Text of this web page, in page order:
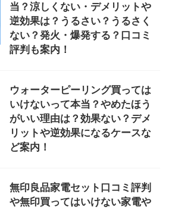
首元ひんやりリング」口コミ評
判は？長時間で最強なのか？他
のネッククーラーと比較も調
査！
La.futureネッククーラって効果
ないって本当？会社ってどこの
国？効果的な使い方や機能は？
口コミ評判も合わせて案内
当？効果ない？効果ある？デメ
リット・メリットは？口コミ評